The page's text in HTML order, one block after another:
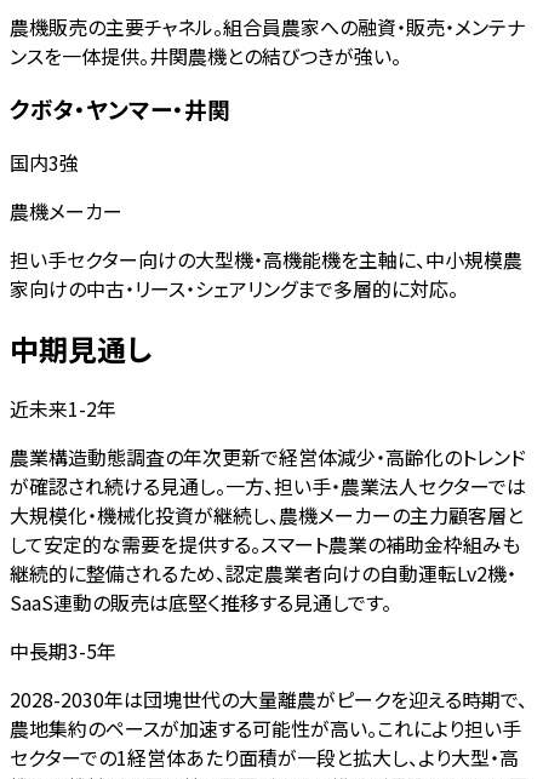
農機販売の主要チャネル。組合員農家への融資・販売・メンテナ
ンスを一体提供。井関農機との結びつきが強い。
クボタ・ヤンマー・井関
国内3強
農機メーカー
担い手セクター向けの大型機・高機能機を主軸に、中小規模農
家向けの中古・リース・シェアリングまで多層的に対応。
中期見通し
近未来1-2年
農業構造動態調査の年次更新で経営体減少・高齢化のトレンド
が確認され続ける見通し。一方、担い手・農業法人セクターでは
大規模化・機械化投資が継続し、農機メーカーの主力顧客層と
して安定的な需要を提供する。スマート農業の補助金枠組みも
継続的に整備されるため、認定農業者向けの自動運転Lv2機・
SaaS連動の販売は底堅く推移する見通しです。
中長期3-5年
2028-2030年は団塊世代の大量離農がピークを迎える時期で、
農地集約のペースが加速する可能性が高い。これにより担い手
セクターでの1経営体あたり面積が一段と拡大し、より大型・高